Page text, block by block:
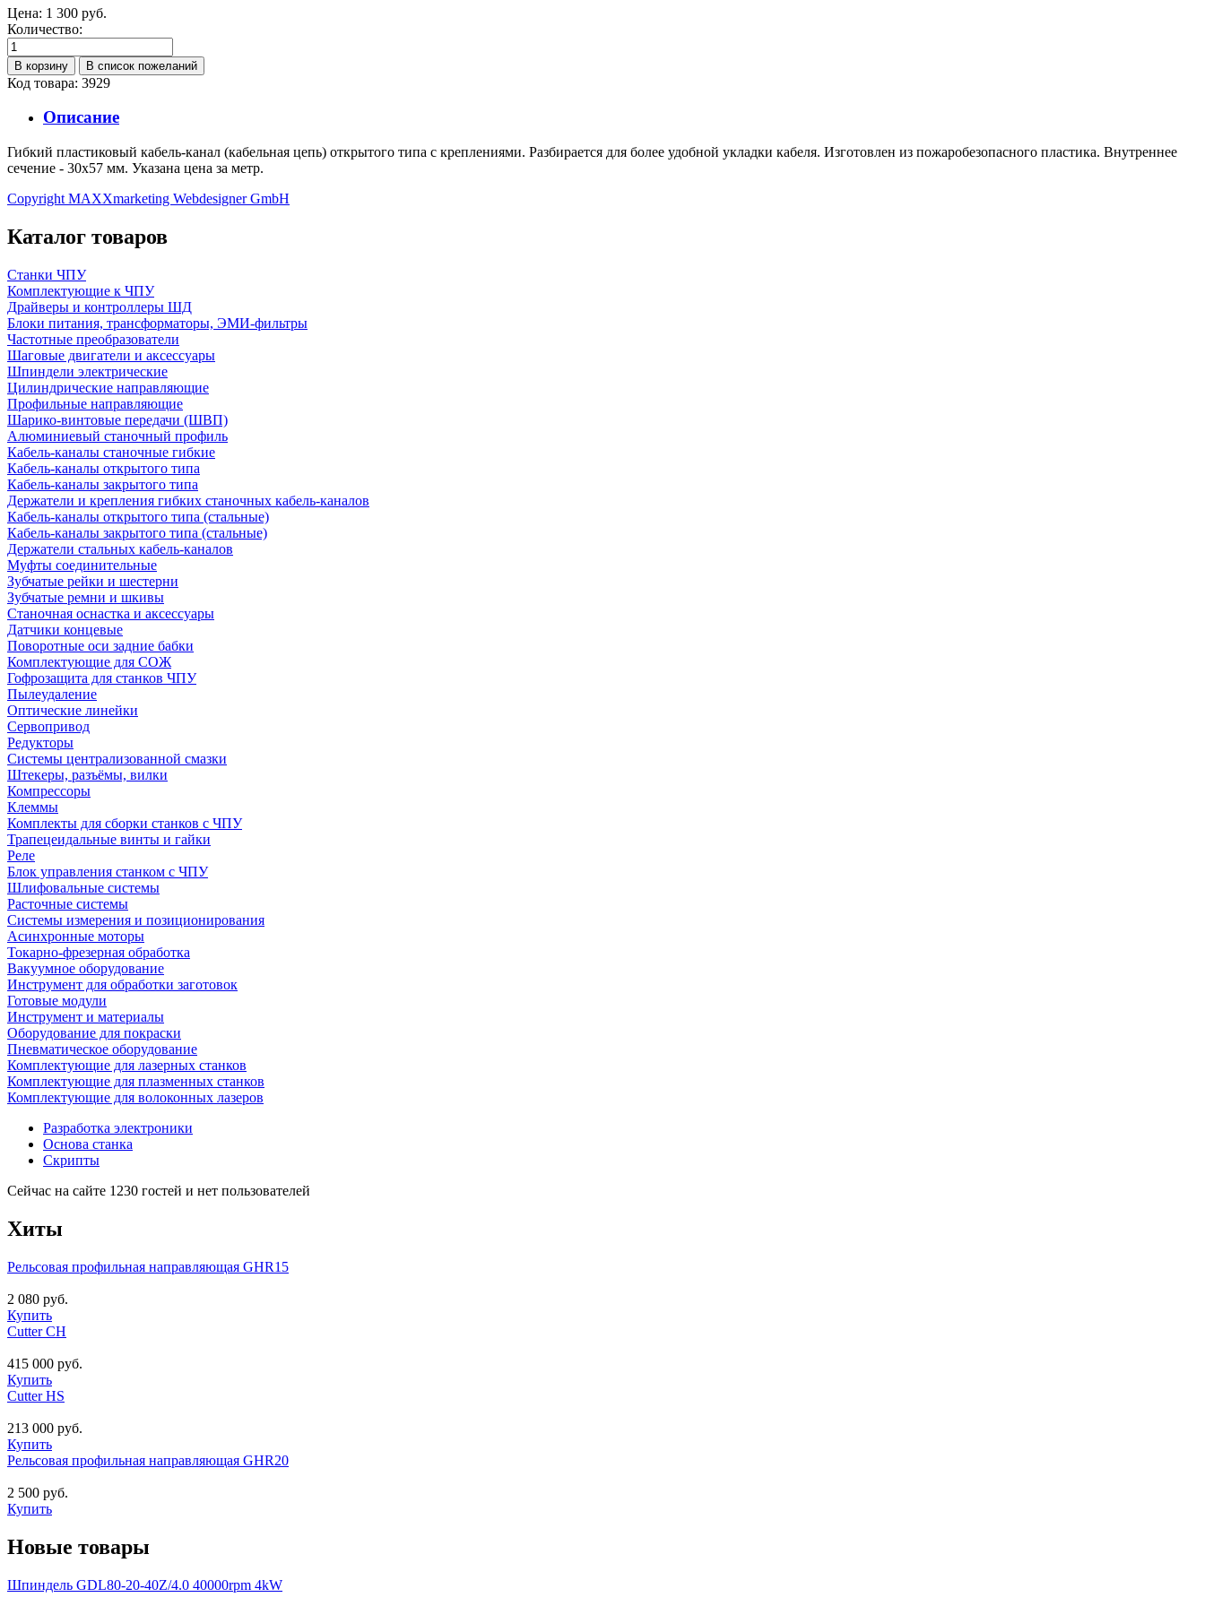
Цена: 1 300 руб.
Количество:
Код товара: 3929
Описание
Гибкий пластиковый кабель-канал (кабельная цепь) открытого типа с креплениями. Разбирается для более удобной укладки кабеля. Изготовлен из пожаробезопасного пластика. Внутреннее
сечение - 30х57 мм. Указана цена за метр.
Copyright MAXXmarketing Webdesigner GmbH
Каталог товаров
Станки ЧПУ
Комплектующие к ЧПУ
Драйверы и контроллеры ШД
Блоки питания, трансформаторы, ЭМИ-фильтры
Частотные преобразователи
Шаговые двигатели и аксессуары
Шпиндели электрические
Цилиндрические направляющие
Профильные направляющие
Шарико-винтовые передачи (ШВП)
Алюминиевый станочный профиль
Кабель-каналы станочные гибкие
Кабель-каналы открытого типа
Кабель-каналы закрытого типа
Держатели и крепления гибких станочных кабель-каналов
Кабель-каналы открытого типа (стальные)
Кабель-каналы закрытого типа (стальные)
Держатели стальных кабель-каналов
Муфты соединительные
Зубчатые рейки и шестерни
Зубчатые ремни и шкивы
Станочная оснастка и аксессуары
Датчики концевые
Поворотные оси задние бабки
Комплектующие для СОЖ
Гофрозащита для станков ЧПУ
Пылеудаление
Оптические линейки
Сервопривод
Редукторы
Системы централизованной смазки
Штекеры, разъёмы, вилки
Компрессоры
Клеммы
Комплекты для сборки станков с ЧПУ
Трапецеидальные винты и гайки
Реле
Блок управления станком с ЧПУ
Шлифовальные системы
Расточные системы
Системы измерения и позиционирования
Асинхронные моторы
Токарно-фрезерная обработка
Вакуумное оборудование
Инструмент для обработки заготовок
Готовые модули
Инструмент и материалы
Оборудование для покраски
Пневматическое оборудование
Комплектующие для лазерных станков
Комплектующие для плазменных станков
Комплектующие для волоконных лазеров
Разработка электроники
Основа станка
Скрипты
Сейчас на сайте 1230 гостей и нет пользователей
Хиты
Рельсовая профильная направляющая GHR15
2 080 руб.
Купить
Cutter CH
415 000 руб.
Купить
Cutter HS
213 000 руб.
Купить
Рельсовая профильная направляющая GHR20
2 500 руб.
Купить
Новые товары
Шпиндель GDL80-20-40Z/4.0 40000rpm 4kW